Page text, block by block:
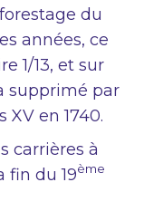
du
années, ce
1/13, et sur
supprimé par
en 1740.
carrières à
fin du 19ème